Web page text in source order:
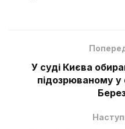
У суді Києва
підозрюваному у